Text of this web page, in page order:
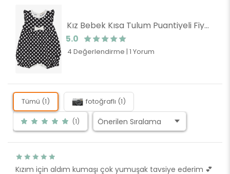
Kız Bebek Kısa Tulum Puantiyeli Fiyonklu Siyah (4 Ay)
5.0
4 Değerlendirme | 1 Yorum
Tümü (1) fotoğraflı (1)
(1)
Kızım için aldım kumaşı çok yumuşak tavsiye ederim 💕